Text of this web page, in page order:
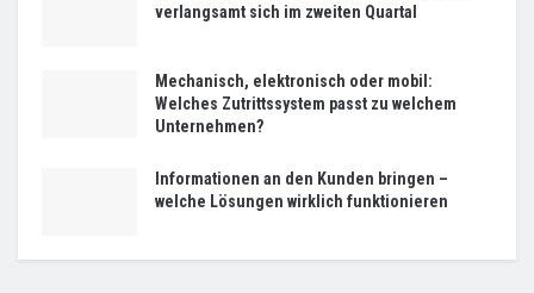
verlangsamt sich im zweiten Quartal
Mechanisch, elektronisch oder mobil:
Welches Zutrittssystem passt zu welchem
Unternehmen?
Informationen an den Kunden bringen –
welche Lösungen wirklich funktionieren